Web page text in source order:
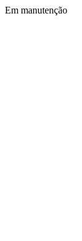
Em manutenção